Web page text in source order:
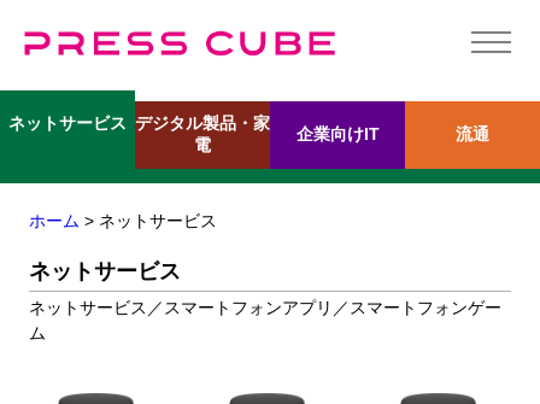
ネットサービス デジタル製品・家
電
企業向けIT 流通
ホーム > ネットサービス
ネットサービス
ネットサービス／スマートフォンアプリ／スマートフォンゲー
ム